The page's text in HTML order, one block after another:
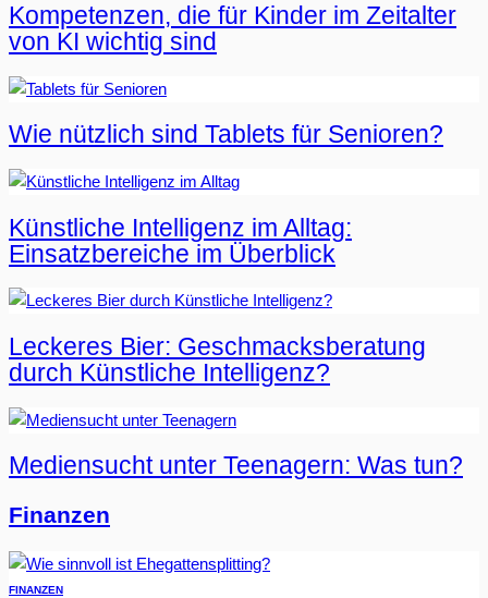
Kompetenzen, die für Kinder im Zeitalter
von KI wichtig sind
Wie nützlich sind Tablets für Senioren?
Künstliche Intelligenz im Alltag:
Einsatzbereiche im Überblick
Leckeres Bier: Geschmacksberatung
durch Künstliche Intelligenz?
Mediensucht unter Teenagern: Was tun?
Finanzen
FINANZEN